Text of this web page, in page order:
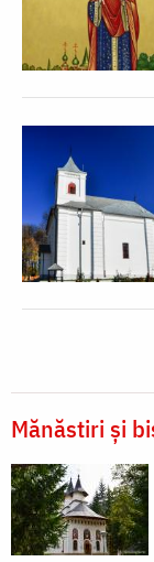
Mănăstiri și